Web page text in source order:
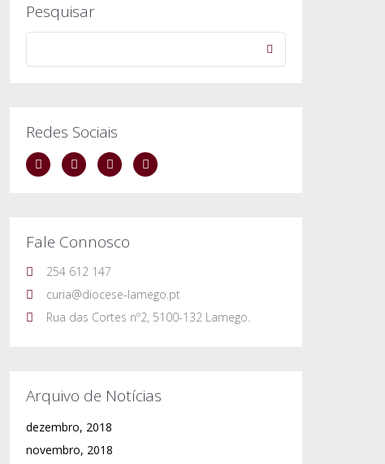
Pesquisar
Redes Sociais
Fale Connosco
254 612 147
curia@diocese-lamego.pt
Rua das Cortes nº2, 5100-132 Lamego.
Arquivo de Notícias
dezembro, 2018
novembro, 2018